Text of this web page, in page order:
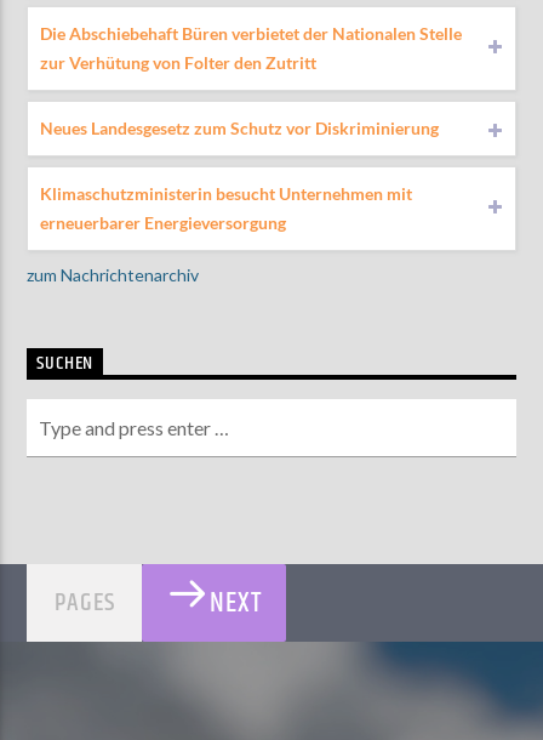
Die Abschiebehaft Büren verbietet der Nationalen Stelle
zur Verhütung von Folter den Zutritt
Neues Landesgesetz zum Schutz vor Diskriminierung
Klimaschutzministerin besucht Unternehmen mit
erneuerbarer Energieversorgung
zum Nachrichtenarchiv
SUCHEN
PAGES NEXT